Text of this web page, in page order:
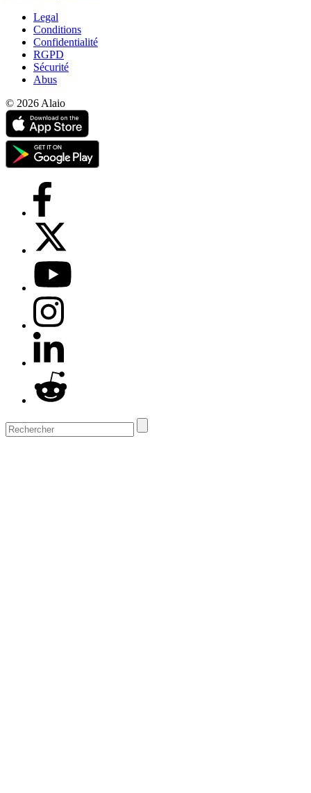
Legal
Conditions
Confidentialité
RGPD
Sécurité
Abus
© 2026 Alaio